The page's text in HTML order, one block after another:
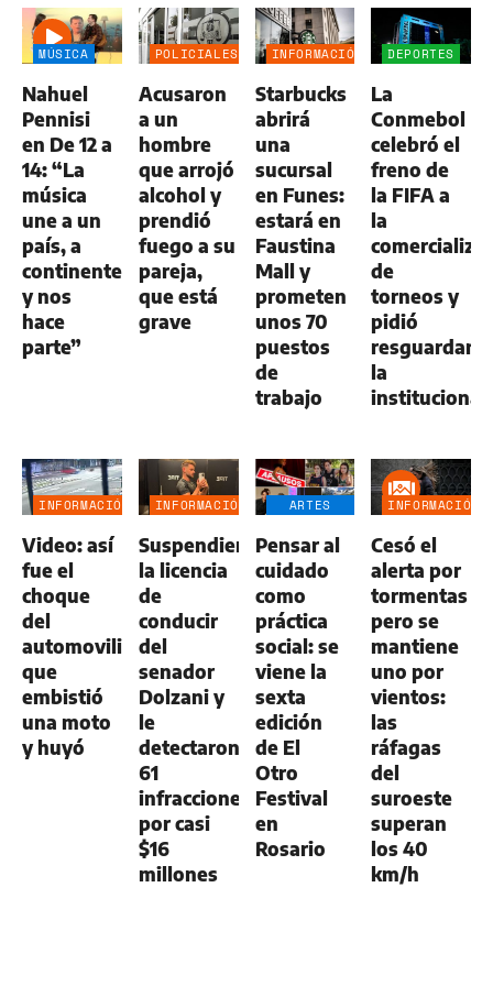
MÚSICA
Nahuel
Pennisi
en De 12 a
14: “La
música
une a un
país, a
continentes
y nos
hace
parte”
POLICIALES
Acusaron
a un
hombre
que arrojó
alcohol y
prendió
fuego a su
pareja,
que está
grave
INFORMACIÓN
Starbucks
abrirá
una
sucursal
en Funes:
estará en
Faustina
Mall y
prometen
unos 70
puestos
de
trabajo
DEPORTES
La
Conmebol
celebró el
freno de
la FIFA a
la
de
torneos y
pidió
resguardar
la
INFORMACIÓN
Video: así
fue el
choque
del
automovilista
que
embistió
una moto
y huyó
INFORMACIÓN
Suspendieron
la licencia
de
conducir
del
senador
Dolzani y
le
detectaron
61
infracciones
por casi
$16
millones
ARTES
Pensar al
cuidado
como
práctica
social: se
viene la
sexta
edición
de El
Otro
Festival
en
Rosario
INFORMACIÓN
Cesó el
alerta por
tormentas
pero se
mantiene
uno por
vientos:
las
ráfagas
del
suroeste
superan
los 40
km/h